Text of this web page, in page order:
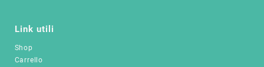
Link utili
Shop
Carrello